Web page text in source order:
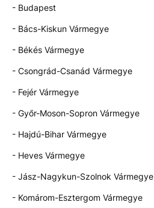
- Budapest
- Bács-Kiskun Vármegye
- Békés Vármegye
- Csongrád-Csanád Vármegye
- Fejér Vármegye
- Győr-Moson-Sopron Vármegye
- Hajdú-Bihar Vármegye
- Heves Vármegye
- Jász-Nagykun-Szolnok Vármegye
- Komárom-Esztergom Vármegye